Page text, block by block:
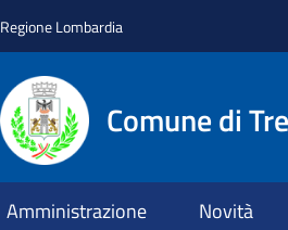
Regione Lombardia
Comune di
Amministrazione Novità